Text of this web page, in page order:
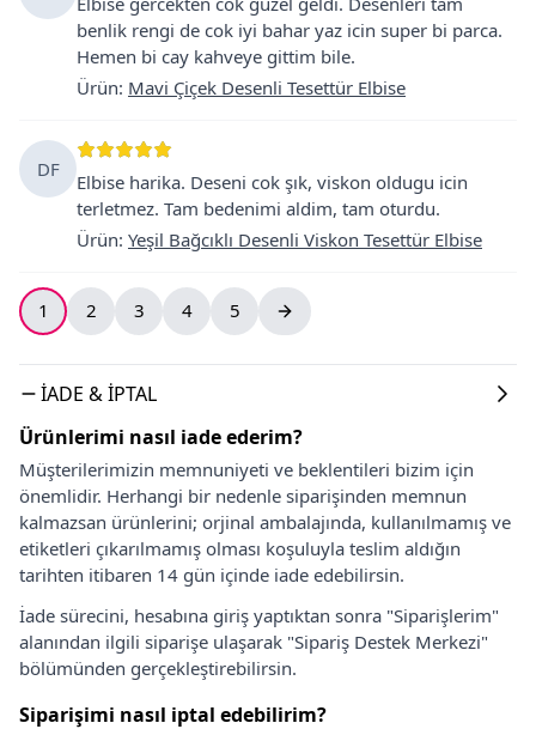
benlik rengi de cok iyi bahar yaz icin super bi parca.
Hemen bi cay kahveye gittim bile.
Ürün: Mavi Çiçek Desenli Tesettür Elbise
DF
Elbise harika. Deseni cok şık, viskon oldugu icin
terletmez. Tam bedenimi aldim, tam oturdu.
Ürün: Yeşil Bağcıklı Desenli Viskon Tesettür Elbise
1 2 3 4 5
İADE & İPTAL
Ürünlerimi nasıl iade ederim?
Müşterilerimizin memnuniyeti ve beklentileri bizim için
önemlidir. Herhangi bir nedenle siparişinden memnun
kalmazsan ürünlerini; orjinal ambalajında, kullanılmamış ve
etiketleri çıkarılmamış olması koşuluyla teslim aldığın
tarihten itibaren 14 gün içinde iade edebilirsin.
İade sürecini, hesabına giriş yaptıktan sonra "Siparişlerim"
alanından ilgili siparişe ulaşarak "Sipariş Destek Merkezi"
bölümünden gerçekleştirebilirsin.
Siparişimi nasıl iptal edebilirim?